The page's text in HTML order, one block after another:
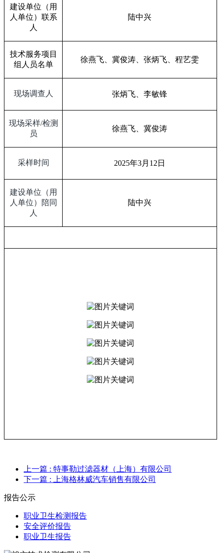
建设单位（用
人单位）联系
人
陆中兴
技术服务项目
组人员名单
徐燕飞、冀俊涛、张炳飞、程艺雯
现场调查人 张炳飞、李敏锋
现场采样/检测
员
徐燕飞、冀俊涛
采样时间 2025年3月 12 日
建设单位（用
人单位）陪同
人
陆中兴
上一篇 : 特事勒过滤器材（上海）有限公司
下一篇 : 上海格林威汽车销售有限公司
报告公示
职业卫生检测报告
安全评价报告
职业卫生报告